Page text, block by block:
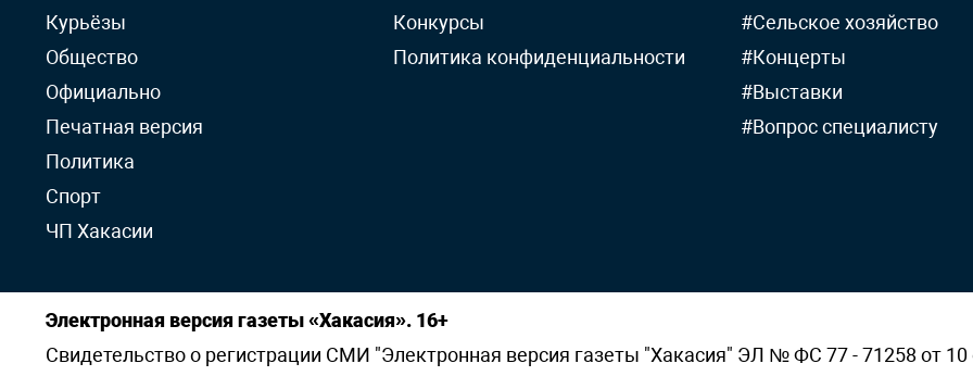
Курьёзы
Общество
Официально
Печатная версия
Политика
Спорт
ЧП Хакасии
Конкурсы
Политика конфиденциальности
#Сельское хозяйство
#Концерты
#Выставки
#Вопрос специалисту
Электронная версия газеты «Хакасия». 16+
Свидетельство о регистрации СМИ "Электронная версия газеты "Хакасия" ЭЛ № ФС 77 - 71258 от 10